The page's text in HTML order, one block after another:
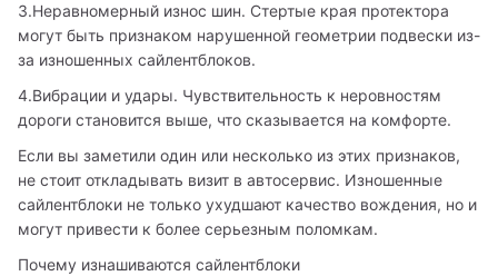
3.Неравномерный износ шин. Стертые края протектора
могут быть признаком нарушенной геометрии подвески из-
за изношенных сайлентблоков.
4.Вибрации и удары. Чувствительность к неровностям
дороги становится выше, что сказывается на комфорте.
Если вы заметили один или несколько из этих признаков,
не стоит откладывать визит в автосервис. Изношенные
сайлентблоки не только ухудшают качество вождения, но и
могут привести к более серьезным поломкам.
Почему изнашиваются сайлентблоки